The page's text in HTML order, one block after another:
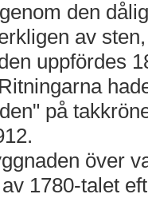
den
av
uppfördes
på
över
1780-talet